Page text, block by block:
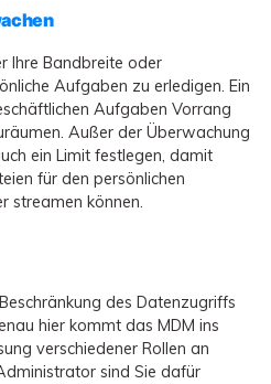
Ihre Bandbreite oder
Aufgaben zu erledigen. Ein
Aufgaben Vorrang
Außer der Überwachung
ein Limit festlegen, damit
für den persönlichen
streamen können.
des Datenzugriffs
hier kommt das MDM ins
verschiedener Rollen an
sind Sie dafür